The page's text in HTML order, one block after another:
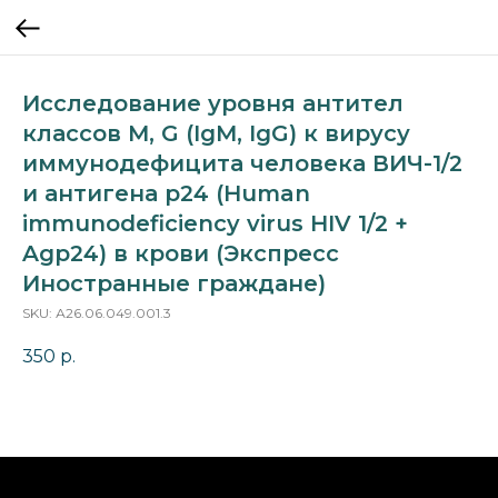
Исследование уровня антител
классов M, G (IgM, IgG) к вирусу
иммунодефицита человека ВИЧ-1/2
и антигена p24 (Human
immunodeficiency virus HIV 1/2 +
Agp24) в крови (Экспресс
Иностранные граждане)
SKU: А26.06.049.001.3
350 р.